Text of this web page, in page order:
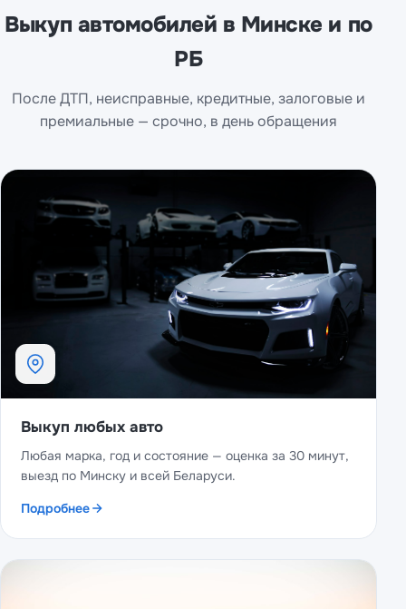
Выкуп автомобилей в Минске и по
РБ
После ДТП, неисправные, кредитные, залоговые и
премиальные — срочно, в день обращения
Выкуп любых авто
Любая марка, год и состояние — оценка за 30 минут,
выезд по Минску и всей Беларуси.
Подробнее